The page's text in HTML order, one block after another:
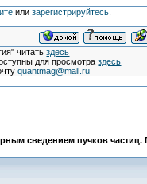
или зарегистрируйтесь.
читатьздесь
для просмотраздесь
quantmag@mail.ru
сведением пучков частиц.